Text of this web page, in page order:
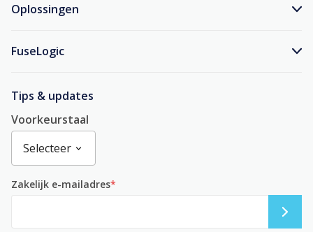
Oplossingen
FuseLogic
Tips & updates
Zakelijk e-mailadres*
Voorkeurstaal